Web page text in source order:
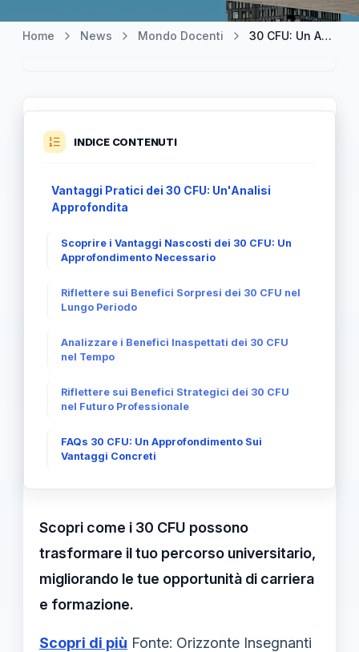
Home News Mondo Docenti 30 CFU: Un Approfondimento Sui Vantaggi Concreti
INDICE CONTENUTI
Vantaggi Pratici dei 30 CFU: Un'Analisi
Approfondita
Scoprire i Vantaggi Nascosti dei 30 CFU: Un
Approfondimento Necessario
Riflettere sui Benefici Sorpresi dei 30 CFU nel
Lungo Periodo
Analizzare i Benefici Inaspettati dei 30 CFU
nel Tempo
Riflettere sui Benefici Strategici dei 30 CFU
nel Futuro Professionale
FAQs 30 CFU: Un Approfondimento Sui
Vantaggi Concreti
Scopri come i 30 CFU possono
trasformare il tuo percorso universitario,
migliorando le tue opportunità di carriera
e formazione.
Scopri di più Fonte: Orizzonte Insegnanti